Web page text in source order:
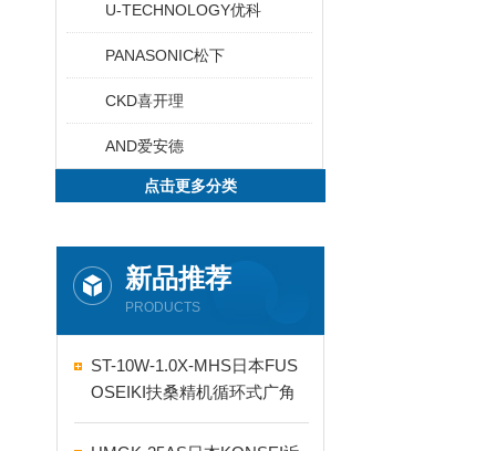
U-TECHNOLOGY优科
PANASONIC松下
CKD喜开理
AND爱安德
点击更多分类
新品推荐
PRODUCTS
ST-10W-1.0X-MHS日本FUS
OSEIKI扶桑精机循环式广角
自动喷嘴